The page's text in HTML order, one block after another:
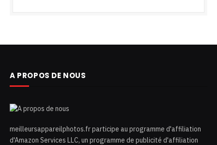
A PROPOS DE NOUS
meilleursappareilphotos.fr participe au programme d'affiliation
d'Amazon Services LLC, un programme de publicité d'affiliation